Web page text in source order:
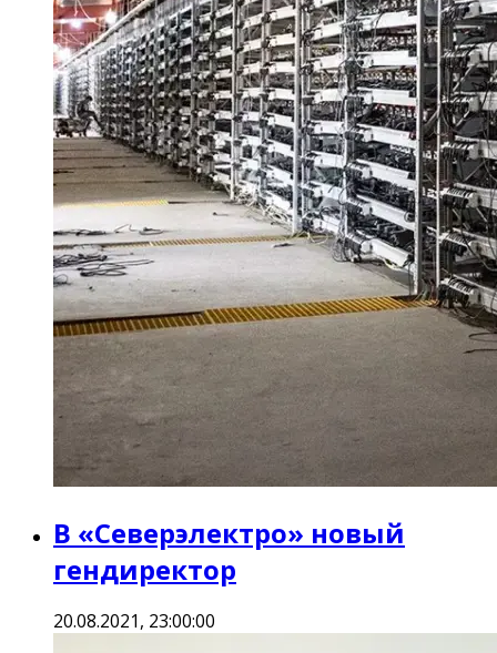
В «Северэлектро» новый
гендиректор
20.08.2021, 23:00:00